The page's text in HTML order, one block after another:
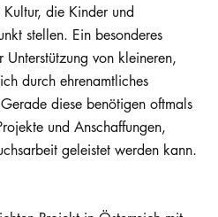
die Kinder und
stellen. Ein besonderes
von kleineren,
durch ehrenamtliches
diese benötigen oftmals
und Anschaffungen,
geleistet werden kann.